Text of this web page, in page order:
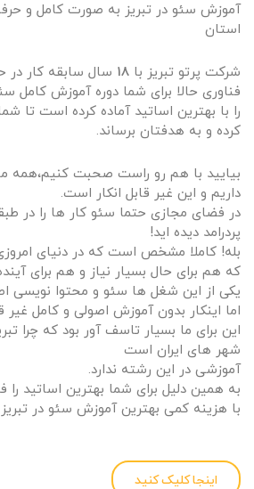
آموزش سئو در تبریز به صورت کامل و حرفه
استان
شرکت پرتو تبریز با ۱۸ سال سابقه کار در
فناوری حالا برای شما دوره آموزش کامل
را با بهترین اساتید آماده کرده است تا
کرده و به هدفتان برساند.
بیایید با هم رو راست صحبت کنیم،همه ما
داریم و این غیر قابل انکار است.
در فضای مجازی حتما سئو کار ها را در
پردرامد دیده اید!
بله! کاملا مشخص است که در دنیای
که هم برای حال بسیار نیاز و هم برای
یکی از این شغل ها سئو و محتوا نویسی
اما اینکار بدون آموزش اصولی و کامل غیر
این برای ما بسیار تاسف آور بود که چرا
شهر های ایران است
آموزشی در این رشته ندارد.
به همین دلیل برای شما بهترین اساتید را
با هزینه کمی بهترین آموزش سئو در
اینجا کلیک کنید